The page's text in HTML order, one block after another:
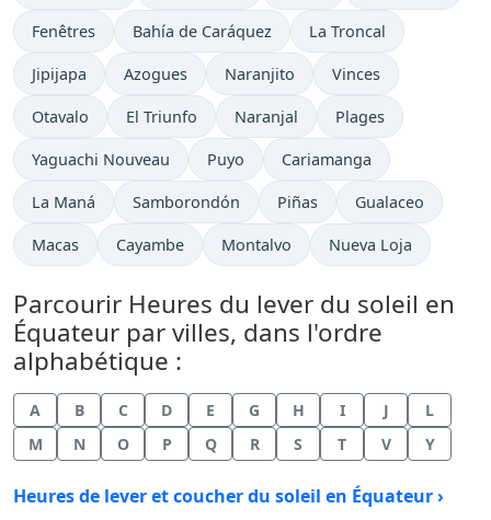
Fenêtres Bahía de Caráquez La Troncal
Jipijapa Azogues Naranjito Vinces
Otavalo El Triunfo Naranjal Plages
Yaguachi Nouveau Puyo Cariamanga
La Maná Samborondón Piñas Gualaceo
Macas Cayambe Montalvo Nueva Loja
Parcourir Heures du lever du soleil en
Équateur par villes, dans l'ordre
alphabétique :
A B C D E G H I J
L
M
N O P Q R S T V Y
Heures de lever et coucher du soleil en Équateur ›